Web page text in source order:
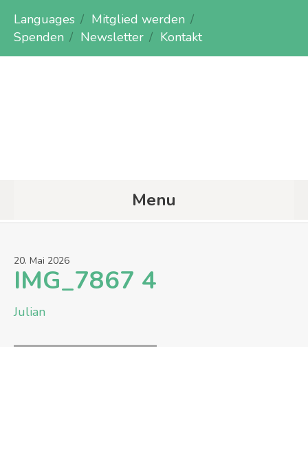
Languages
Mitglied werden
Spenden
Newsletter Kontakt
Menu
20. Mai 2026
IMG_7867 4
Julian